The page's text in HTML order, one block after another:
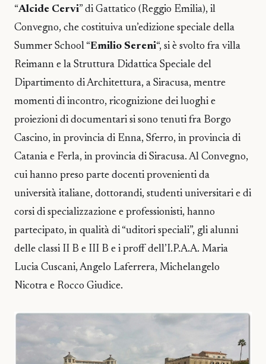
“Alcide Cervi” di Gattatico (Reggio Emilia), il
Convegno, che costituiva un’edizione speciale della
Summer School “Emilio Sereni“, si è svolto fra villa
Reimann e la Struttura Didattica Speciale del
Dipartimento di Architettura, a Siracusa, mentre
momenti di incontro, ricognizione dei luoghi e
proiezioni di documentari si sono tenuti fra Borgo
Cascino, in provincia di Enna, Sferro, in provincia di
Catania e Ferla, in provincia di Siracusa. Al Convegno,
cui hanno preso parte docenti provenienti da
università italiane, dottorandi, studenti universitari e di
corsi di specializzazione e professionisti, hanno
partecipato, in qualità di “uditori speciali”, gli alunni
delle classi II B e III B e i proff dell’I.P.A.A. Maria
Lucia Cuscani, Angelo Laferrera, Michelangelo
Nicotra e Rocco Giudice.